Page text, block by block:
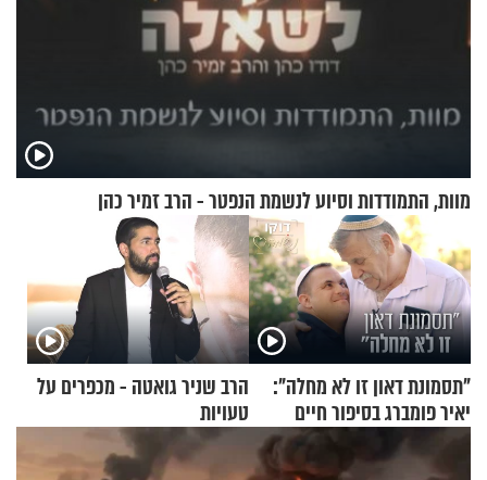
מוות, התמודדות וסיוע לנשמת הנפטר - הרב זמיר כהן
"תסמונת דאון זו לא מחלה":
יאיר פומברג בסיפור חיים
מעורר השראה
הרב שניר גואטה - מכפרים על
טעויות